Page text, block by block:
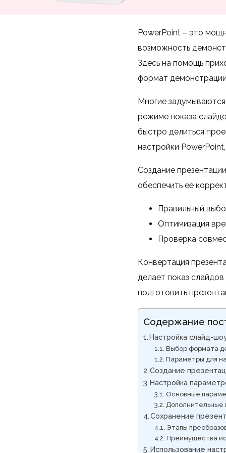
PowerPoint – это
возможность
Здесь на помощь
формат
Многие задумываются
режиме показа
быстро делиться
настройки
Создание
обеспечить её
Правильный
Оптимизация
Проверка
Конвертация
делает показ
подготовить
Содержание
Настройка слайд-
Выбор формата
Параметры для
Создание
Настройка
Основные
Дополнительные
Сохранение
Этапы
Преимущества
Использование